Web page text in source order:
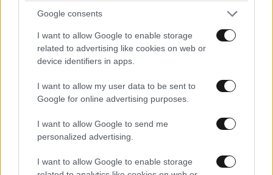
Google consents
I want to allow Google to enable storage
related to advertising like cookies on web or
device identifiers in apps.
I want to allow my user data to be sent to
Google for online advertising purposes.
I want to allow Google to send me
personalized advertising.
I want to allow Google to enable storage
ΠΡΟΣΘΕΣΤΕ ΤΟ ΣΧΟΛΙΟ ΣΑΣ
Διαβάστε και ακολουθήστε τους κανόνες σχολιασμού